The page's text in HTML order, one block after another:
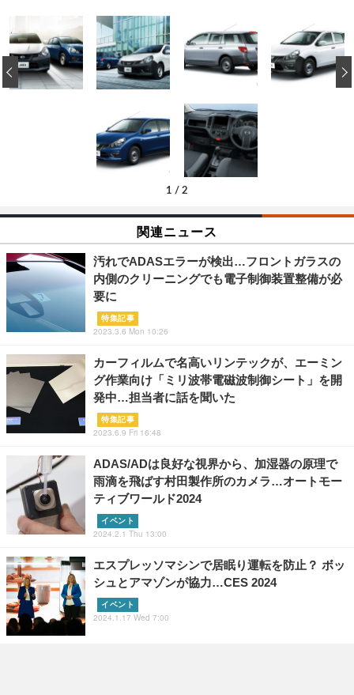
ストップ 不具合修理＆粗悪修理
クト
コラム
ショップ紹介
ショップレポート プロショップ検索
レストア
カーメーカー「旧車」関連プロジ
コラム
インタビュー
イベント
イベントレポート
1 / 2
‹
関連ニュース
汚れでADASエラーが検出…フロントガラスの
内側のクリーニングでも電子制御装置整備が必
要に
特集記事
2023.3.6 Mon 10:26
カーフィルムで名高いリンテックが、エーミン
グ作業向け「ミリ波帯電磁波制御シート」を開
発中…担当者に話を聞いた
特集記事
2023.6.9 Fri 16:48
ADAS/ADは良好な視界から、加湿器の原理で
雨滴を飛ばす村田製作所のカメラ…オートモー
ティブワールド2024
イベント
2024.2.1 Thu 13:00
エスプレッソマシンで居眠り運転を防止？ ボッ
シュとアマゾンが協力…CES 2024
イベント
2024.1.17 Wed 7:00